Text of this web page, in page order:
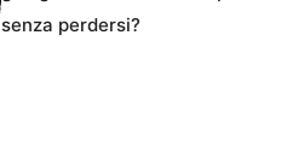
senza perdersi?